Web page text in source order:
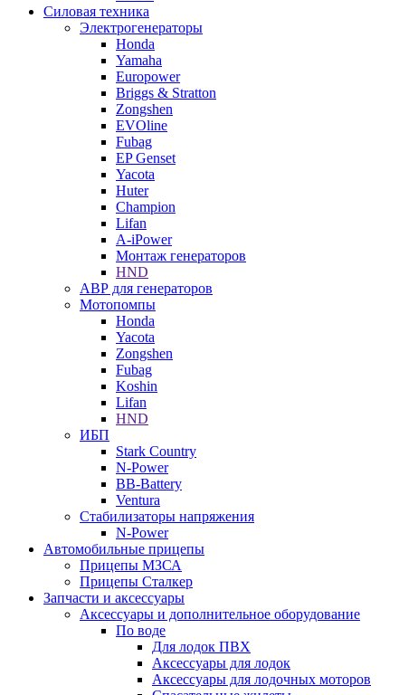
Силовая техника
Электрогенераторы
Honda
Yamaha
Europower
Briggs & Stratton
Zongshen
EVOline
Fubag
EP Genset
Yacota
Huter
Champion
Lifan
A-iPower
Монтаж генераторов
HND
АВР для генераторов
Мотопомпы
Honda
Yacota
Zongshen
Fubag
Koshin
Lifan
HND
ИБП
Stark Country
N-Power
BB-Battery
Ventura
Стабилизаторы напряжения
N-Power
Автомобильные прицепы
Прицепы МЗСА
Прицепы Сталкер
Запчасти и аксессуары
Аксессуары и дополнительное оборудование
По воде
Для лодок ПВХ
Аксессуары для лодок
Аксессуары для лодочных моторов